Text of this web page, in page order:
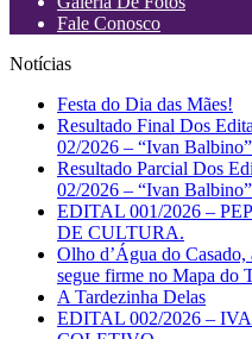
Fale Conosco
Notícias
Festa do Dia das Mães!
Resultado Final Dos
02/2026 – “Ivan
Resultado Parcial Dos
02/2026 – “Ivan
EDITAL 001/2026 –
DE CULTURA.
Olho d’Água do Casado,
segue firme no Mapa do
A Tardezinha Delas
EDITAL 002/2026 –